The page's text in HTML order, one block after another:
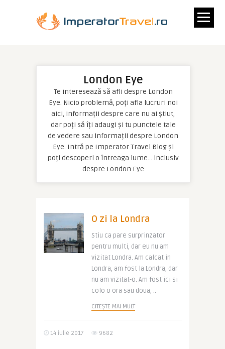
London Eye
Te interesează să afli despre London
Eye. Nicio problemă, poți afla lucruri noi
aici, informații despre care nu ai știut,
dar poți să îți adaugi și tu punctele tale
de vedere sau informații despre London
Eye. Intră pe Imperator Travel Blog și
poți descoperi o întreaga lume… inclusiv
despre London Eye
O zi la Londra
Stiu ca pare surprinzator
pentru multi, dar eu nu am
vizitat Londra. Am calcat in
Londra, am fost la Londra, dar
nu am vizitat-o. Am fost ici si
colo o ora sau doua, ..
CITEȘTE MAI MULT
14 iulie 2017 9682